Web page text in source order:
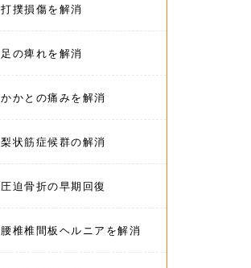
打撲損傷を解消
足の痺れを解消
かかとの痛みを解消
梨状筋症候群の解消
圧迫骨折の早期回復
腰椎椎間板ヘルニアを解消